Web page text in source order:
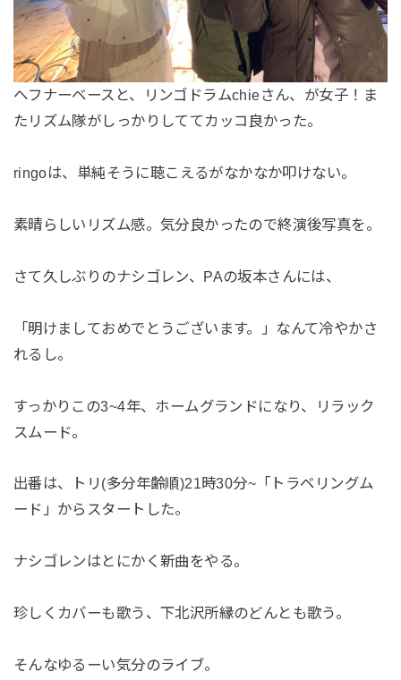
ヘフナーベースと、リンゴドラムchieさん、が女子！ま
たリズム隊がしっかりしててカッコ良かった。
ringoは、単純そうに聴こえるがなかなか叩けない。
素晴らしいリズム感。気分良かったので終演後写真を。
さて久しぶりのナシゴレン、PAの坂本さんには、
「明けましておめでとうございます。」なんて冷やかさ
れるし。
すっかりこの3~4年、ホームグランドになり、リラック
スムード。
出番は、トリ(多分年齢順)21時30分~「トラベリングム
ード」からスタートした。
ナシゴレンはとにかく新曲をやる。
珍しくカバーも歌う、下北沢所縁のどんとも歌う。
そんなゆるーい気分のライブ。